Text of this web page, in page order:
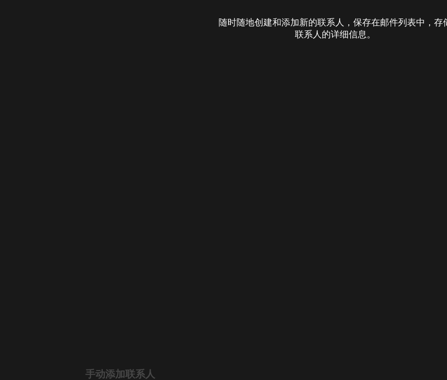
随时随地创建和添加新的联系人，保存在邮件列表中，存
联系人的详细信息。
手动添加联系人